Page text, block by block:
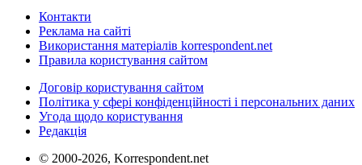
Контакти
Реклама на сайті
Використання матеріалів korrespondent.net
Правила користування сайтом
Договір користування сайтом
Політика у сфері конфіденційності і персональних даних
Угода щодо користування
Редакція
© 2000-2026, Korrespondent.net